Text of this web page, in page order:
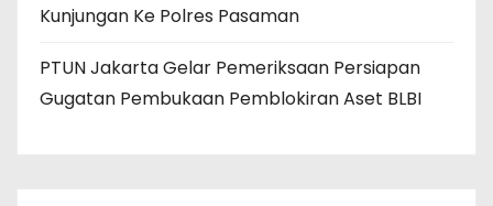
Kunjungan Ke Polres Pasaman
PTUN Jakarta Gelar Pemeriksaan Persiapan
Gugatan Pembukaan Pemblokiran Aset BLBI